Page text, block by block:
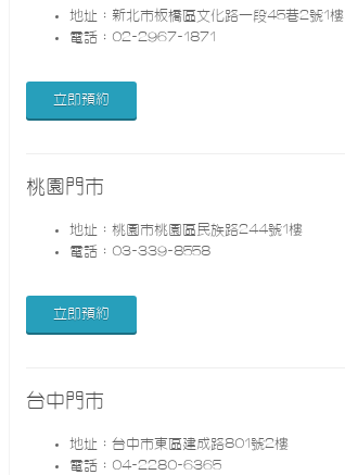
地址：新北市板橋區文化路一段45巷2號1樓
電話：02-2967-1871
立即預約
桃園門市
地址：桃園市桃園區民族路244號1樓
電話：03-339-8558
立即預約
台中門市
地址：台中市東區建成路801號2樓
電話：04-2280-6365